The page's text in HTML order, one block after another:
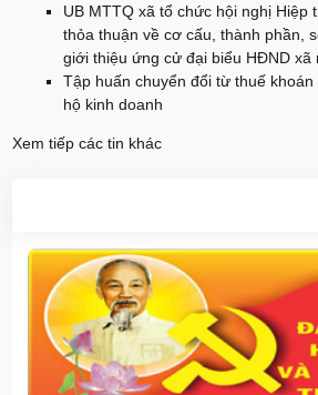
UB MTTQ xã tổ chức hội nghị Hiệp
thỏa thuận về cơ cấu, thành phần,
giới thiệu ứng cử đại biểu HĐND xã
Tập huấn chuyển đổi từ thuế
hộ kinh doanh
Xem tiếp các tin khác